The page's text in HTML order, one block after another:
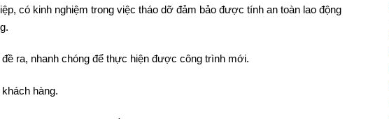
là hợp pháp.
có kinh nghiệm trong việc tháo dỡ đảm bảo được tính an toàn lao động